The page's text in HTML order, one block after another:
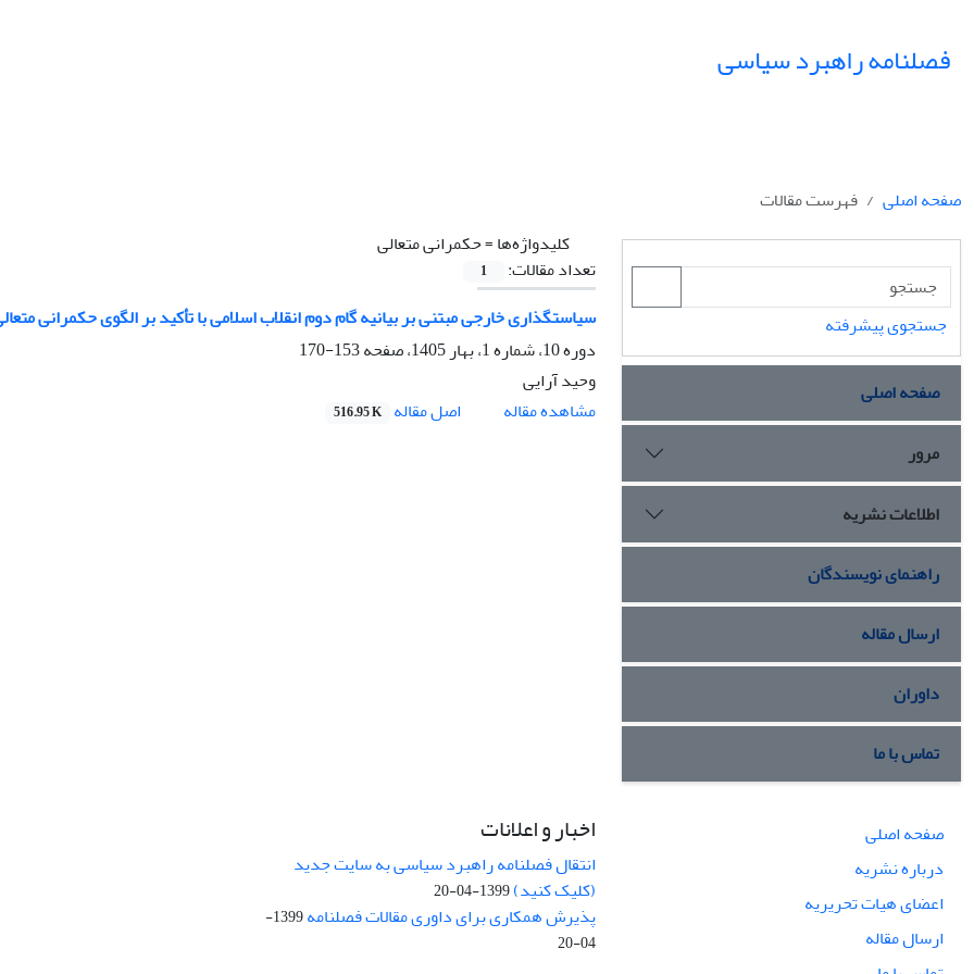
فصلنامه راهبرد سیاسی
صفحه اصلی
فهرست مقالات
کلیدواژه‌ها =حکمرانی متعالی
تعداد مقالات:
1
سیاستگذاری خارجی مبتنی بر بیانیه گام دوم انقلاب اسلامی با تأکید بر الگوی حکمرانی
دوره 10، شماره 1، بهار 1405، صفحه
153-170
وحید آرایی
مشاهده مقاله
اصل مقاله 516.95 K
جستجوی پیشرفته
صفحه اصلی
مرور
اطلاعات نشریه
راهنمای نویسندگان
ارسال مقاله
داوران
تماس با ما
صفحه اصلی
درباره نشریه
اعضای هیات تحریریه
ارسال مقاله
اخبار و اعلانات
انتقال فصلنامه راهبرد سیاسی به سایت جدید
(کلیک کنید)1399-04-20
پذیرش همکاری برای داوری مقالات فصلنامه
1399-
04-20